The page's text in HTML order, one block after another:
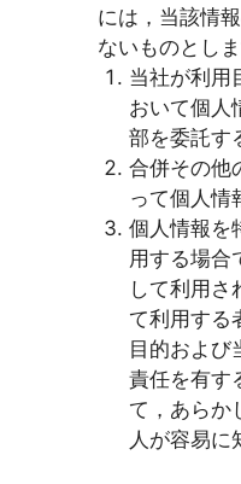
には，当該情
ないものとしま
当社が利用
おいて個人
部を委託す
合併その他
って個人情
個人情報を
用する場合
して利用さ
て利用する
目的および
責任を有す
て，あらか
人が容易に